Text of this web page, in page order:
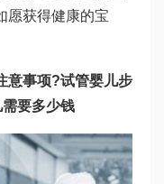
愿获得健康的宝
意事项?试管婴儿步
要多少钱